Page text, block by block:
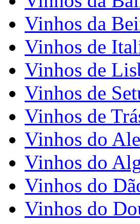
Vinhos da
Vinhos de
Vinhos de
Vinhos de
Vinhos de
Vinhos do
Vinhos do
Vinhos do
Vinhos do